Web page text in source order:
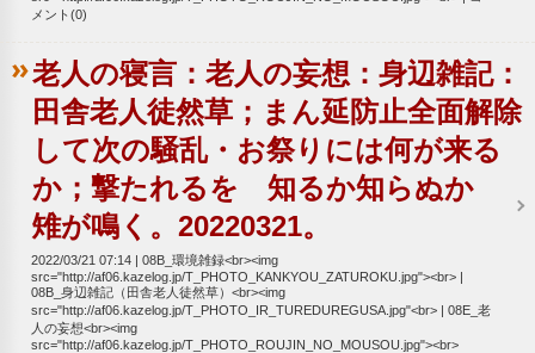
メント(0)
老人の寝言：老人の妄想：身辺雑記：
田舎老人徒然草；まん延防止全面解除
して次の騒乱・お祭りには何が来る
か；撃たれるを 知るか知らぬか
雉が鳴く。20220321。
2022/03/21 07:14
08B_環境雑録<br><img
src="http://af06.kazelog.jp/T_PHOTO_KANKYOU_ZATUROKU.jpg"><br>
08B_身辺雑記（田舎老人徒然草）<br><img
src="http://af06.kazelog.jp/T_PHOTO_IR_TUREDUREGUSA.jpg"<br>
08E_老
人の妄想<br><img
src="http://af06.kazelog.jp/T_PHOTO_ROUJIN_NO_MOUSOU.jpg"><br>